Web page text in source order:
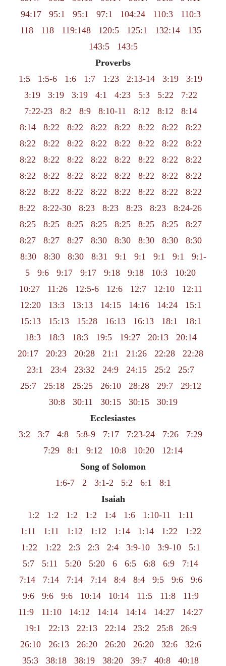
94:17
95:1 95:1 97:1 104:24 110:3
110:3
118
118 119:148 120:5 125:1 132:14
135
143:5
143:5
Proverbs
1:5
1:5-6 1:6 1:7 1:23 2:13-14 3:19
3:19
3:19
3:19 3:19 4:1 4:23 5:3 5:22
7:22
7:22-23
8:2 8:9 8:10-11 8:12 8:12
8:14
8:14
8:22 8:22 8:22 8:22 8:22 8:22
8:22
8:22
8:22 8:22 8:22 8:22 8:22 8:22
8:22
8:22
8:22 8:22 8:22 8:22 8:22 8:22
8:22
8:22
8:22 8:22 8:22 8:22 8:22 8:22
8:22
8:22
8:22 8:22 8:22 8:22 8:22 8:22
8:22
8:22
8:22-30 8:23 8:23 8:23 8:23
8:24-26
8:25
8:25 8:25 8:25 8:25 8:25 8:25
8:27
8:27
8:27 8:27 8:30 8:30 8:30 8:30
8:30
8:30
8:30 8:30 8:31 9:1 9:1 9:1 9:1
9:1-
5
9:6 9:17 9:17 9:18 9:18 10:3
10:20
10:27
11:26 12:5-6 12:6 12:7 12:10
12:11
12:20
13:3 13:13 14:15 14:16 14:24
15:1
15:13
15:13 15:28 16:13 16:13 18:1
18:1
18:3
18:3 18:3 19:5 19:27 20:13
20:14
20:17
20:23 20:28 21:1 21:26 22:28
22:28
23:1
23:4 23:32 24:9 24:15 25:2
25:7
25:7
25:18 25:25 26:10 28:28 29:7
29:12
30:8
30:11 30:15 30:15
30:19
Ecclesiastes
3:2
3:7 4:8 5:8-9 7:17 7:23-24 7:26
7:29
7:29
8:1 9:12 10:8 10:20
12:14
Song of Solomon
1:6-7
2 3:1-2 5:2 6:1
8:1
Isaiah
1:2
1:2 1:2 1:2 1:4 1:6 1:10-11
1:11
1:11
1:11 1:12 1:12 1:14 1:14 1:22
1:22
1:22
1:22 2:3 2:3 2:4 3:9-10 3:9-10
5:1
5:7
5:11 5:20 5:20 6 6:5 6:8 6:9
7:14
7:14
7:14 7:14 7:14 8:4 8:4 9:5 9:6
9:6
9:6
9:6 9:6 10:14 10:14 11:5 11:8
11:9
11:9
11:10 14:12 14:14 14:14 14:27
14:27
19:1
22:13 22:13 22:14 23:2 25:8
26:9
26:10
26:13 26:20 26:20 26:20 32:6
32:6
35:3
38:18 38:19 38:20 39:7 40:8
40:18